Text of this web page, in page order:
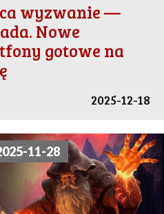
wyzwanie —
Nowe
gotowe na
2025-12-18
11-28